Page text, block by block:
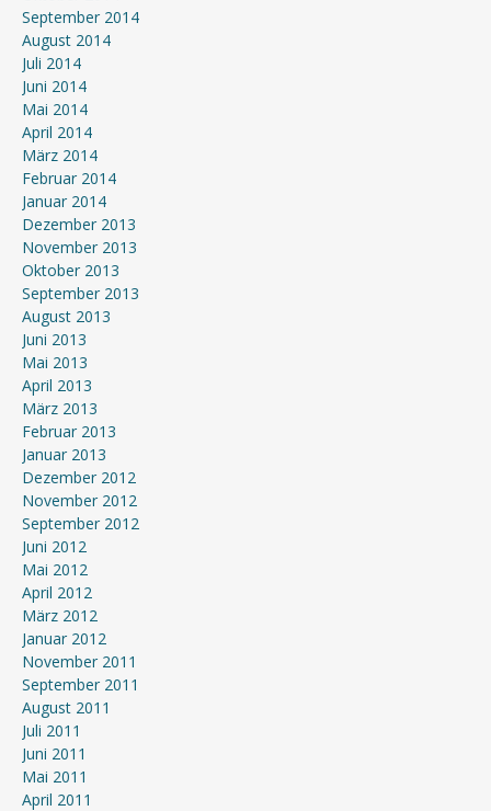
September 2014
August 2014
Juli 2014
Juni 2014
Mai 2014
April 2014
März 2014
Februar 2014
Januar 2014
Dezember 2013
November 2013
Oktober 2013
September 2013
August 2013
Juni 2013
Mai 2013
April 2013
März 2013
Februar 2013
Januar 2013
Dezember 2012
November 2012
September 2012
Juni 2012
Mai 2012
April 2012
März 2012
Januar 2012
November 2011
September 2011
August 2011
Juli 2011
Juni 2011
Mai 2011
April 2011